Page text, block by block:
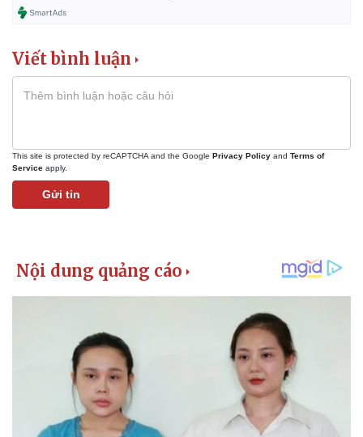
Viết bình luận
This site is protected by reCAPTCHA and the Google Privacy Policy and Terms of
Service apply.
Gửi tin